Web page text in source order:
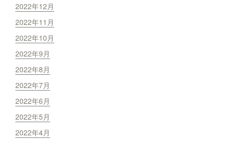
2022年12月
2022年11月
2022年10月
2022年9月
2022年8月
2022年7月
2022年6月
2022年5月
2022年4月